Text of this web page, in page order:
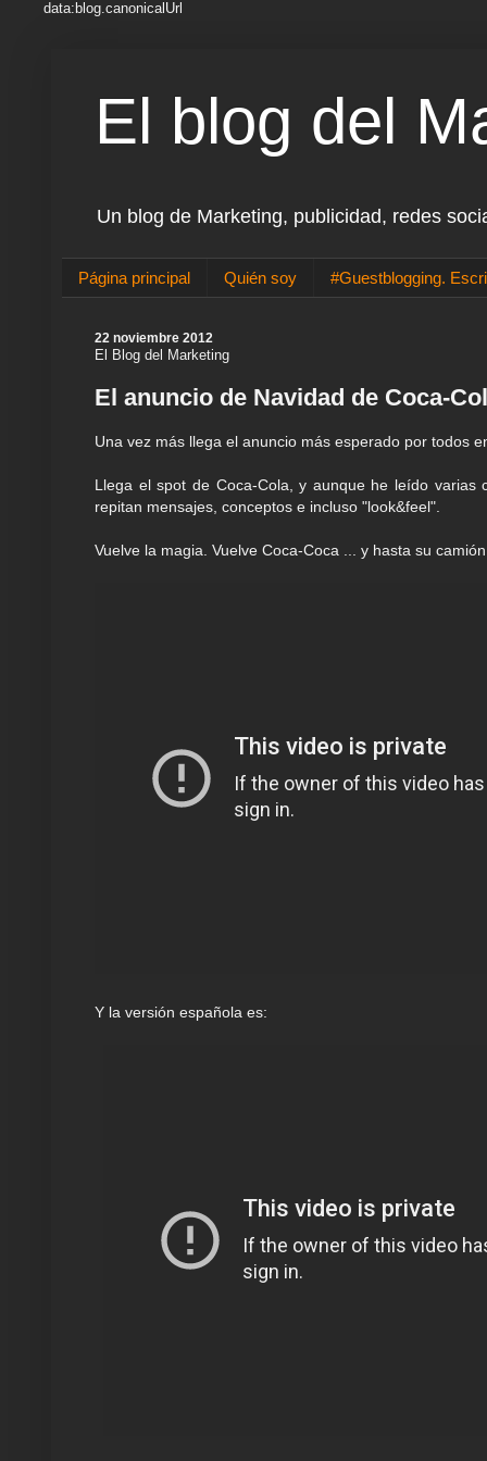
data:blog.canonicalUrl
El blog del
Un blog de Marketing, publicidad, redes
Página principal Quién soy #Guestblogging.
22 noviembre 2012
El Blog del Marketing
El anuncio de Navidad de Coca-
Una vez más llega el anuncio más esperado por todos
Llega el spot de Coca-Cola, y aunque he leído
repitan mensajes, conceptos e incluso "look&feel".
Vuelve la magia. Vuelve Coca-Coca ... y hasta su
Y la versión española es: